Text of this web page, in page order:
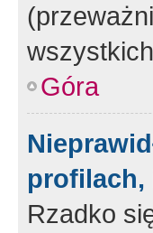
Góra
profilach,
Rzadko